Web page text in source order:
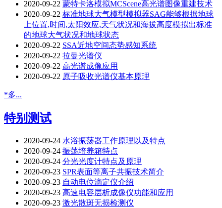
2020-09-22 蒙特卡洛模拟MCScene高光谱图像重建技术
2020-09-22 标准地球大气模型模拟器SAG能够根据地球
上位置,时间,太阳效应,天气状况和海拔高度模拟出标准
的地球大气状况和地球状态
2020-09-22 SSA近地空间态势感知系统
2020-09-22 拉曼光谱仪
2020-09-22 高光谱成像应用
2020-09-22 原子吸收光谱仪基本原理
*多...
特别测试
2020-09-24 水浴振荡器工作原理以及特点
2020-09-24 振荡培养箱特点
2020-09-24 分光光度计特点及原理
2020-09-23 SPR表面等离子共振技术简介
2020-09-23 自动电位滴定仪介绍
2020-09-23 高速电容层析成像仪功能和应用
2020-09-23 激光散斑无损检测仪